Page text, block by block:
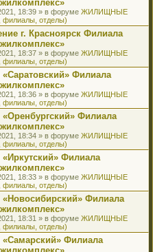
18:39 » в форуме ЖИЛИЩНЫЕ
отделы)
г. Красноярск Филиала
18:37 » в форуме ЖИЛИЩНЫЕ
отделы)
Филиала
18:36 » в форуме ЖИЛИЩНЫЕ
отделы)
Филиала
18:34 » в форуме ЖИЛИЩНЫЕ
отделы)
Филиала
18:33 » в форуме ЖИЛИЩНЫЕ
отделы)
Филиала
18:31 » в форуме ЖИЛИЩНЫЕ
отделы)
Филиала